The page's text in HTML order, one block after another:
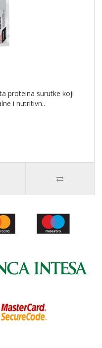
proteina surutke koji
i nutritivn..